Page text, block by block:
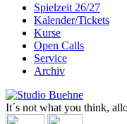
Spielzeit 26/27
Kalender/Tickets
Kurse
Open Calls
Service
Archiv
It´s not what you think,